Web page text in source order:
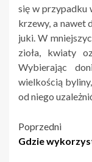
się w przypadku
krzewy, a nawet
juki. W
zioła, kwiaty
Wybierając
wielkością
od niego
Nawigacja
Poprzedni
Gdzie